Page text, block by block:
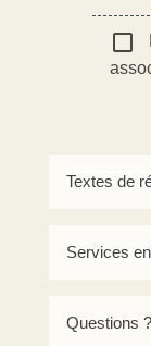
check_box_outline_blank
Textes de
Services
Questions